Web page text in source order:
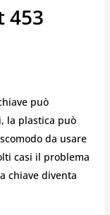
453
può
la plastica può
da usare
casi il problema
chiave diventa